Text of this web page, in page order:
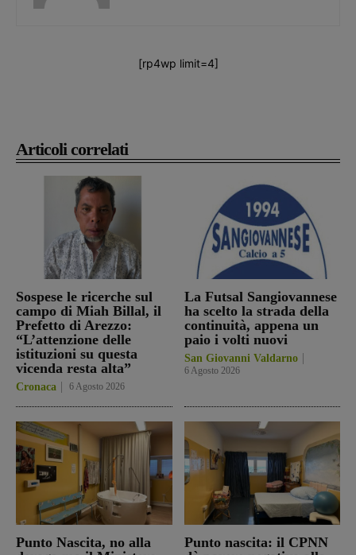
Articoli correlati
Sospese le ricerche sul
campo di Miah Billal, il
Prefetto di Arezzo:
“L’attenzione delle
istituzioni su questa
vicenda resta alta”
Cronaca 6 Agosto 2026
La Futsal Sangiovannese
ha scelto la strada della
continuità, appena un
paio i volti nuovi
San Giovanni Valdarno
6 Agosto 2026
Punto Nascita, no alla
Punto nascita: il CPNN
[rp4wp limit=4]